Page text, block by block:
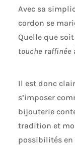
Avec sa
cordon se
Quelle que
touche raffinée
Il est donc
s’imposer
bijouterie
tradition et
possibilités en